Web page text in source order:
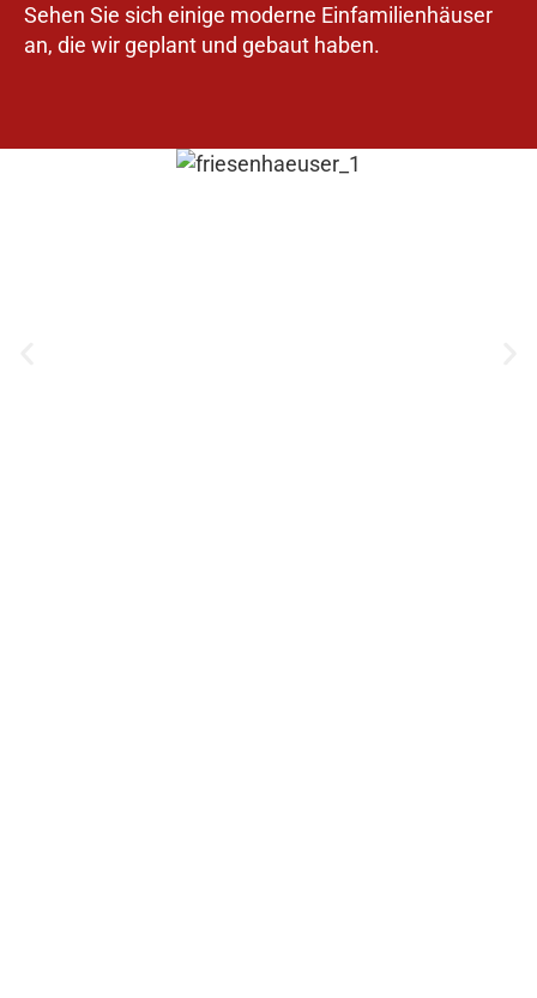
Sehen Sie sich einige moderne Einfamilienhäuser
an, die wir geplant und gebaut haben.